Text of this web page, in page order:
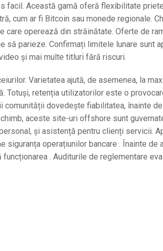
facil. Această gamă oferă flexibilitate
cum ar fi Bitcoin sau monede regionale.
operează din străinătate. Oferte de
să parieze. Confirmați limitele lunare sunt
și mai multe titluri fără riscuri.
Varietatea ajută, de asemenea, la
Totuși, retenția utilizatorilor este o
comunității dovedește fiabilitatea, înainte de
aceste site-uri offshore sunt
și asistență pentru clienți servicii.
siguranța operațiunilor bancare . Înainte de
. Auditurile de reglementare